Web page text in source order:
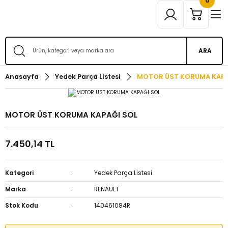
ARA
Anasayfa Yedek Parça Listesi MOTOR ÜST KORUMA
MOTOR ÜST KORUMA KAPAĞI SOL
7.450,14 TL
Kategori
Yedek Parça Listesi
Marka
RENAULT
Stok Kodu
140461084R